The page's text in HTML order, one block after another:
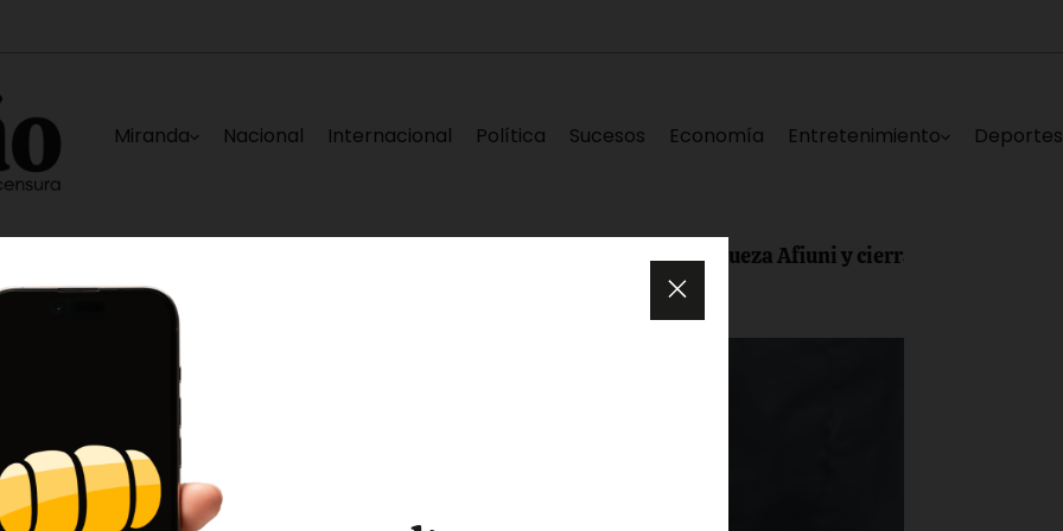
Miranda Nacional Internacional Política Sucesos Economía Entretenimiento Deportes
en Cali Régimen otorga libertad plena a la jueza Afiuni y cierra el caso en su contra tras